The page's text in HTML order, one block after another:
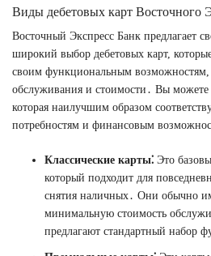
Виды дебетовых карт Восточного
Восточный Экспресс Банк предлагает
широкий выбор дебетовых карт,
своим функциональным возможностям,
обслуживания и стоимости․ Вы можете
которая наилучшим образом
потребностям и финансовым
Классические карты⁚ Это
который подходит для
снятия наличных․ Они обычно
минимальную стоимость
предлагают стандартный набор